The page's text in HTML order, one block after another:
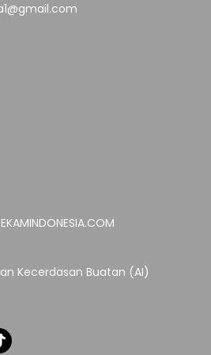
Kecerdasan Buatan (AI)